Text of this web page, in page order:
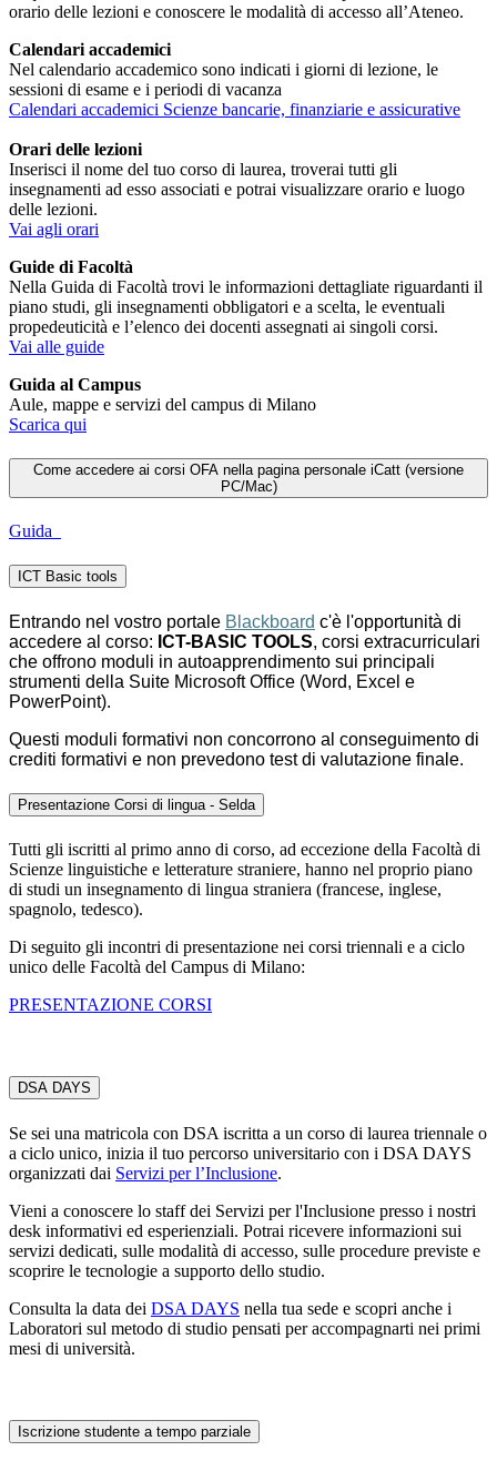
orario delle lezioni e conoscere le modalità di accesso all’Ateneo.
Calendari accademici
Nel calendario accademico sono indicati i giorni di lezione, le
sessioni di esame e i periodi di vacanza
Calendari accademici Scienze bancarie, finanziarie e assicurative
Orari delle lezioni
Inserisci il nome del tuo corso di laurea, troverai tutti gli
insegnamenti ad esso associati e potrai visualizzare orario e luogo
delle lezioni.
Vai agli orari
Guide di Facoltà
Nella Guida di Facoltà trovi le informazioni dettagliate riguardanti il
piano studi, gli insegnamenti obbligatori e a scelta, le eventuali
propedeuticità e l’elenco dei docenti assegnati ai singoli corsi.
Vai alle guide
Guida al Campus
Aule, mappe e servizi del campus di Milano
Scarica qui
Come accedere ai corsi OFA nella pagina personale iCatt (versione
PC/Mac)
Guida
ICT Basic tools
Entrando nel vostro portale Blackboard c'è l'opportunità di
accedere al corso: ICT-BASIC TOOLS, corsi extracurriculari
che offrono moduli in autoapprendimento sui principali
strumenti della Suite Microsoft Office (Word, Excel e
PowerPoint).
Questi moduli formativi non concorrono al conseguimento di
crediti formativi e non prevedono test di valutazione finale.
Presentazione Corsi di lingua - Selda
Tutti gli iscritti al primo anno di corso, ad eccezione della Facoltà di
Scienze linguistiche e letterature straniere, hanno nel proprio piano
di studi un insegnamento di lingua straniera (francese, inglese,
spagnolo, tedesco).
Di seguito gli incontri di presentazione nei corsi triennali e a ciclo
unico delle Facoltà del Campus di Milano:
PRESENTAZIONE CORSI
DSA DAYS
Se sei una matricola con DSA iscritta a un corso di laurea triennale o
a ciclo unico, inizia il tuo percorso universitario con i DSA DAYS
organizzati dai Servizi per l’Inclusione.
Vieni a conoscere lo staff dei Servizi per l'Inclusione presso i nostri
desk informativi ed esperienziali. Potrai ricevere informazioni sui
servizi dedicati, sulle modalità di accesso, sulle procedure previste e
scoprire le tecnologie a supporto dello studio.
Consulta la data dei DSA DAYS nella tua sede e scopri anche i
Laboratori sul metodo di studio pensati per accompagnarti nei primi
mesi di università.
Iscrizione studente a tempo parziale